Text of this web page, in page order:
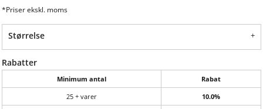
*Priser ekskl. moms
Størrelse
Rabatter
Minimum antal
Rabat
25 + varer
10.0%